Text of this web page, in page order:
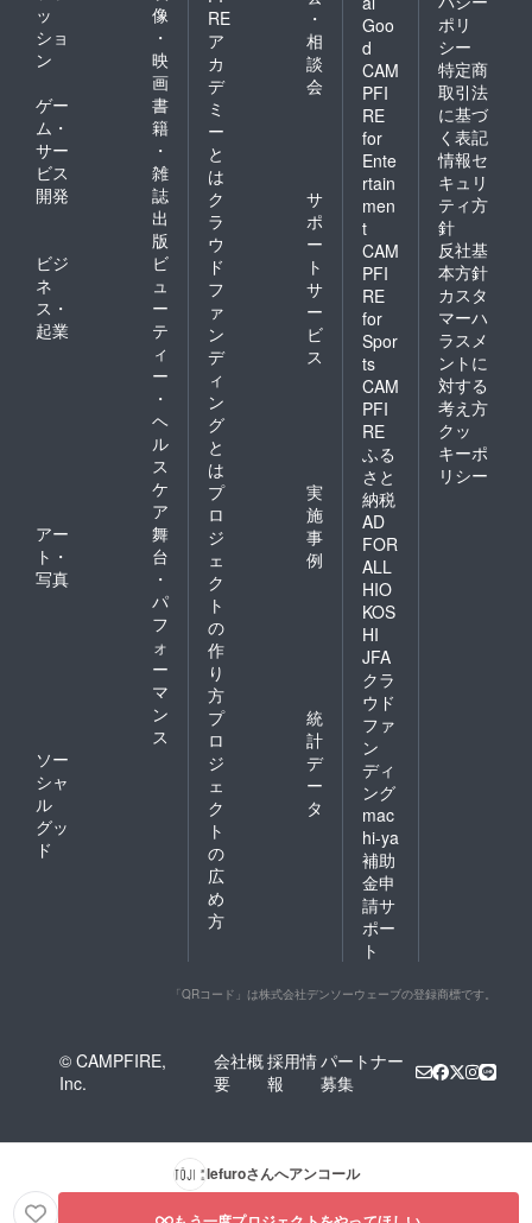
ッ
ショ
ン
像
・
映
画
ゲー
ム・
サー
ビス
開発
書
籍
・
雑
誌
出
版
ビジ
ネ
ス・
起業
ビ
ュ
ー
テ
ィ
ー
・
ヘ
ル
ス
ケ
ア
アー
ト・
写真
舞
台
・
パ
フ
ォ
ー
マ
ン
ス
ソー
シャ
ル
グッ
ド
RE
ア
カ
デ
ミ
ー
と
は
・
相
談
会
ク
ラ
ウ
ド
フ
ァ
ン
デ
ィ
ン
グ
と
は
サ
ポ
ー
ト
サ
ー
ビ
ス
プ
ロ
ジ
ェ
ク
ト
の
作
り
方
実
施
事
例
プ
ロ
ジ
ェ
ク
ト
の
広
め
方
統
計
デ
ー
タ
Goo
d
CAM
PFI
RE
for
Ente
rtain
men
t
CAM
PFI
RE
for
Spor
ts
CAM
PFI
RE
ふる
さと
納税
AD
FOR
ALL
HIO
KOS
HI
JFA
クラ
ウド
ファ
ン
ディ
ング
mac
hi-ya
補助
金申
請サ
ポー
ト
ポリ
シー
特定商
取引法
に基づ
く表記
情報セ
キュリ
ティ方
針
反社基
本方針
カスタ
マーハ
ラスメ
ントに
対する
考え方
クッ
キーポ
リシー
「QRコード」は株式会社デンソーウェーブの登録商標です。
© CAMPFIRE,
Inc.
会社概
要
採用情
報
パートナー
募集
lefuroさんへアンコール